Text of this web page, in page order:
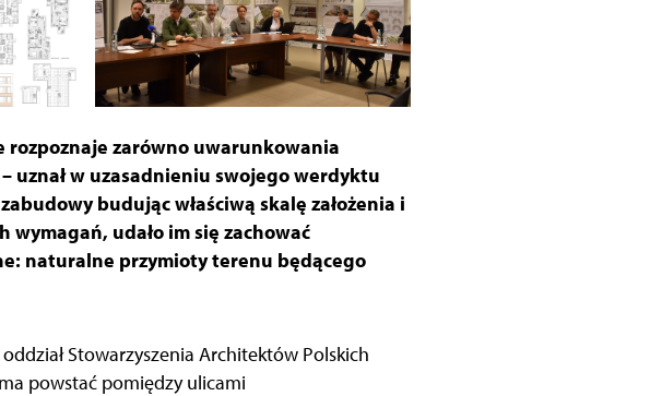
rozpoznaje zarówno uwarunkowania
uznał w uzasadnieniu swojego werdyktu
budując właściwą skalę założenia i
udało im się zachować
naturalne przymioty terenu będącego
Stowarzyszenia Architektów Polskich
powstać pomiędzy ulicami